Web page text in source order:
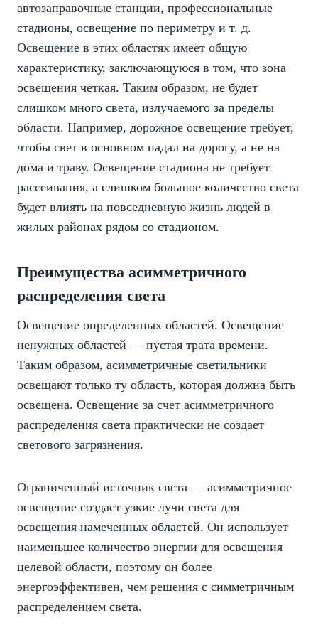
автозаправочные станции, профессиональные
стадионы, освещение по периметру и т. д.
Освещение в этих областях имеет общую
характеристику, заключающуюся в том, что зона
освещения четкая. Таким образом, не будет
слишком много света, излучаемого за пределы
области. Например, дорожное освещение требует,
чтобы свет в основном падал на дорогу, а не на
дома и траву. Освещение стадиона не требует
рассеивания, а слишком большое количество света
будет влиять на повседневную жизнь людей в
жилых районах рядом со стадионом.
Преимущества асимметричного
распределения света
Освещение определенных областей. Освещение
ненужных областей — пустая трата времени.
Таким образом, асимметричные светильники
освещают только ту область, которая должна быть
освещена. Освещение за счет асимметричного
распределения света практически не создает
светового загрязнения.
Ограниченный источник света — асимметричное
освещение создает узкие лучи света для
освещения намеченных областей. Он использует
наименьшее количество энергии для освещения
целевой области, поэтому он более
энергоэффективен, чем решения с симметричным
распределением света.